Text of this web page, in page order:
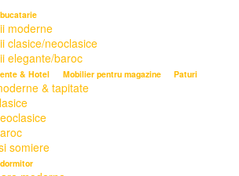
moderne
clasice/neoclasice
elegante/baroc
& Hotel Mobilier pentru magazine Paturi
& tapitate
somiere